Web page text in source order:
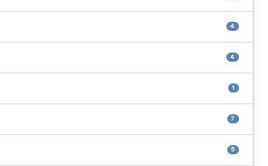
4
4
1
7
5